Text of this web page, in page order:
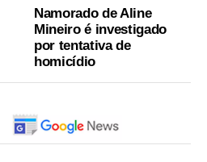
Namorado de Aline
Mineiro é investigado
por tentativa de
homicídio